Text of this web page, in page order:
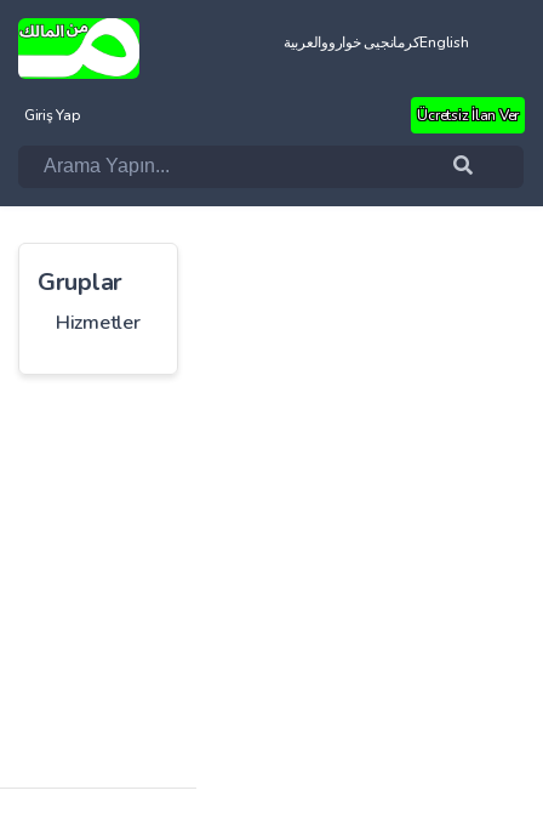
العربيةکرمانجیی خوارووEnglish
Giriş Yap Ücretsiz İlan Ver
Gruplar
Hizmetler